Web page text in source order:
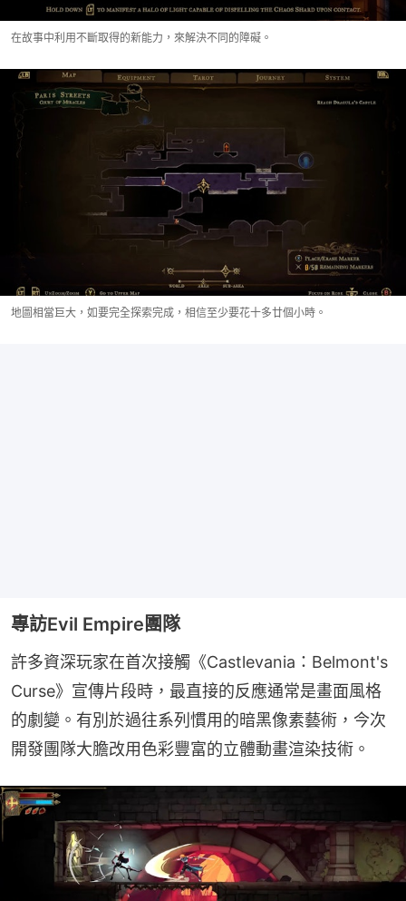
在故事中利用不斷取得的新能力，來解決不同的障礙。
地圖相當巨大，如要完全探索完成，相信至少要花十多廿個小時。
專訪Evil Empire團隊
許多資深玩家在首次接觸《Castlevania：Belmont's
Curse》宣傳片段時，最直接的反應通常是畫面風格
的劇變。有別於過往系列慣用的暗黑像素藝術，今次
開發團隊大膽改用色彩豐富的立體動畫渲染技術。